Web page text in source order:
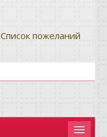
Список пожеланий